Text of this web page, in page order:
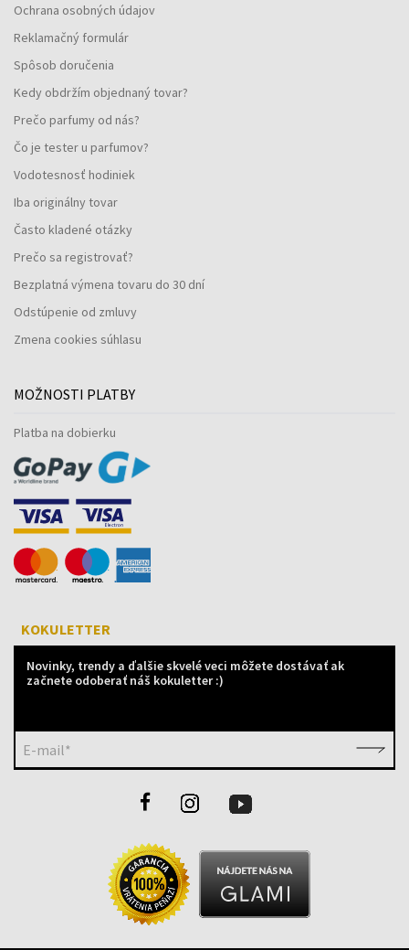
Ochrana osobných údajov
Reklamačný formulár
Spôsob doručenia
Kedy obdržím objednaný tovar?
Prečo parfumy od nás?
Čo je tester u parfumov?
Vodotesnosť hodiniek
Iba originálny tovar
Často kladené otázky
Prečo sa registrovať?
Bezplatná výmena tovaru do 30 dní
Odstúpenie od zmluvy
Zmena cookies súhlasu
MOŽNOSTI PLATBY
Platba na dobierku
KOKULETTER
Novinky, trendy a ďalšie skvelé veci môžete dostávať ak
začnete odoberať náš kokuletter :)
E-mail*